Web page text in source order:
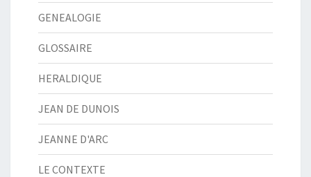
GENEALOGIE
GLOSSAIRE
HERALDIQUE
JEAN DE DUNOIS
JEANNE D'ARC
LE CONTEXTE